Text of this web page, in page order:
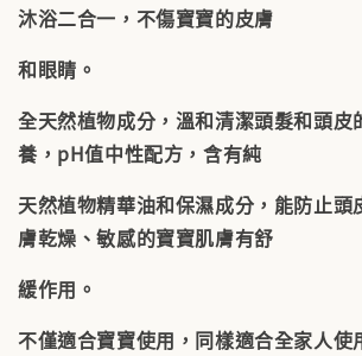
沐浴二合一，不傷寶寶的皮膚
和眼睛。
全天然植物成分，溫和清潔頭髮和頭皮
養，pH值中性配方，含有純
天然植物精華油和保濕成分，能防止頭
膚乾燥、敏感的寶寶肌膚有舒
緩作用。
不僅適合寶寶使用，同樣適合全家人使